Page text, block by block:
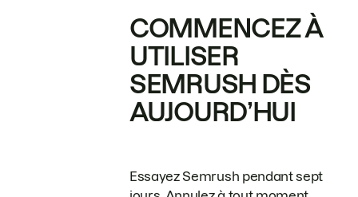
COMMENCEZ À
UTILISER
SEMRUSH DÈS
AUJOURD’HUI
Essayez Semrush pendant sept